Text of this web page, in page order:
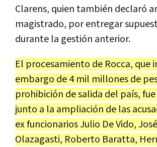
Clarens, quien también declaró
magistrado, porentregar
durante la gestión anterior.
El procesamiento de Rocca, que
embargo de4 mil millonesde
prohibición desalida del país,fue
junto a la ampliación de las
exfuncionariosJulio DeVido,José
Olazagasti, Roberto Baratta,